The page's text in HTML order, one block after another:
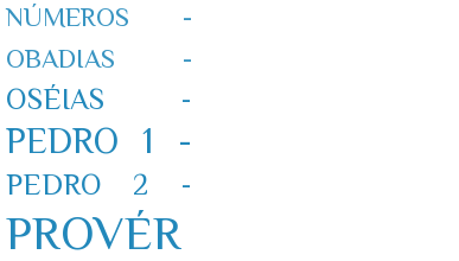
NÚMEROS -
OBADIAS -
OSÉIAS -
PEDRO 1 -
PEDRO 2 -
PROVÉR